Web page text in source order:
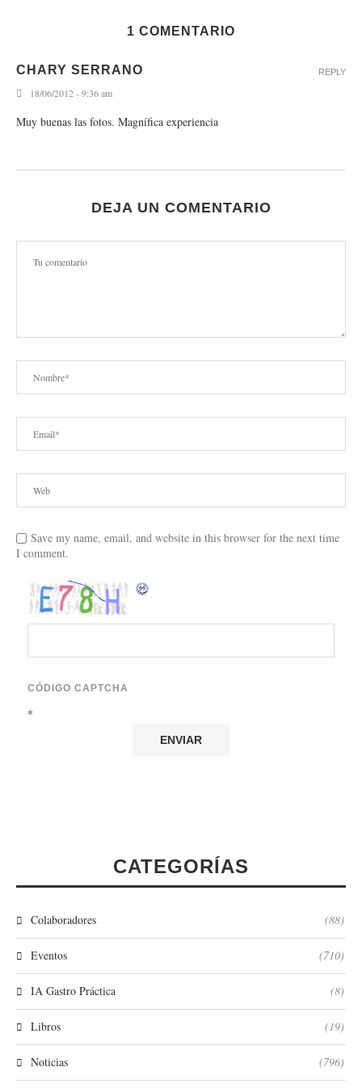
1 COMENTARIO
CHARY SERRANO
18/06/2012 - 9:36 am
Muy buenas las fotos. Magnífica experiencia
REPLY
DEJA UN COMENTARIO
Save my name, email, and website in this browser for the next time
I comment.
CÓDIGO CAPTCHA
*
CATEGORÍAS
Colaboradores (88)
Eventos (710)
IA Gastro Práctica (8)
Libros (19)
Noticias (796)